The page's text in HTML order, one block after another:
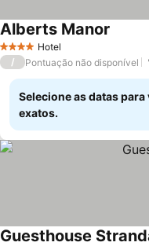
4 EstrelasHotel
Alberts Manor
/ Pontuação não disponível
Selecione as datas
exatos.
Guesthouse